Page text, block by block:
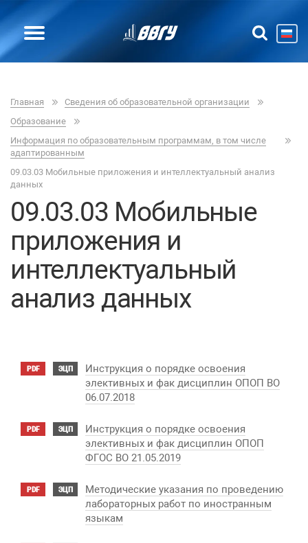
Главная
Сведения об образовательной организации
Образование
Информация по образовательным программам, в том числе
адаптированным
09.03.03 Мобильные приложения и интеллектуальный анализ
данных
09.03.03 Мобильные
приложения и
интеллектуальный
анализ данных
PDF ЭЦП
Инструкция о порядке освоения
элективных и фак дисциплин ОПОП ВО
06.07.2018
PDF ЭЦП
Инструкция о порядке освоения
элективных и фак дисциплин ОПОП
ФГОС ВО 21.05.2019
PDF ЭЦП
Методические указания по проведению
лабораторных работ по иностранным
языкам